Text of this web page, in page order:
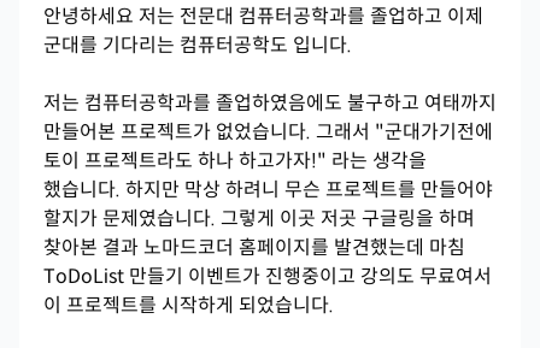
안녕하세요 저는 전문대 컴퓨터공학과를 졸업하고 이제
군대를 기다리는 컴퓨터공학도 입니다.
저는 컴퓨터공학과를 졸업하였음에도 불구하고 여태까지
만들어본 프로젝트가 없었습니다. 그래서 "군대가기전에
토이 프로젝트라도 하나 하고가자!" 라는 생각을
했습니다. 하지만 막상 하려니 무슨 프로젝트를 만들어야
할지가 문제였습니다. 그렇게 이곳 저곳 구글링을 하며
찾아본 결과 노마드코더 홈페이지를 발견했는데 마침
ToDoList 만들기 이벤트가 진행중이고 강의도 무료여서
이 프로젝트를 시작하게 되었습니다.